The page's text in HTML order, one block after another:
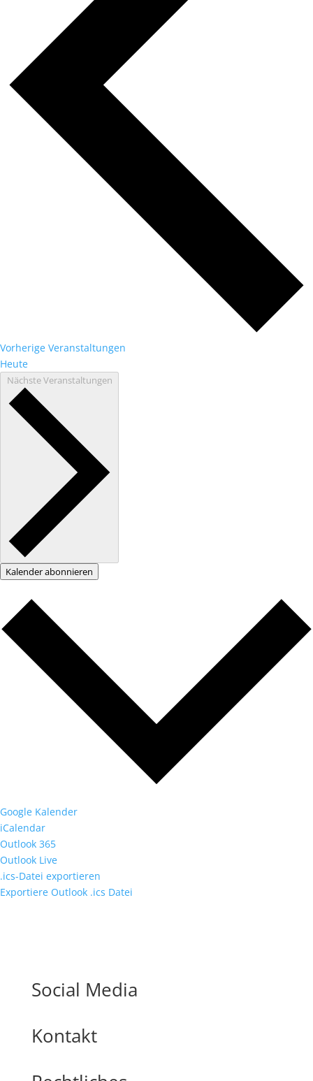
Vorherige Veranstaltungen
Heute
NächsteVeranstaltungen
Kalender abonnieren
Google Kalender
iCalendar
Outlook 365
Outlook Live
.ics-Datei exportieren
Exportiere Outlook .ics Datei
Social Media
Kontakt